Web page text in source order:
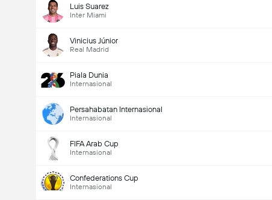
Luis Suarez
Inter Miami
Vinicius Júnior
Real Madrid
Piala Dunia
Internasional
Persahabatan Internasional
Internasional
FIFA Arab Cup
Internasional
Confederations Cup
Internasional